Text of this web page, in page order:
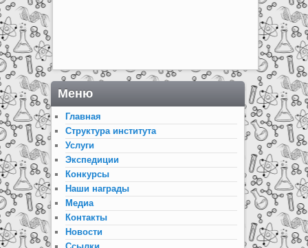
Меню
Главная
Структура института
Услуги
Экспедиции
Конкурсы
Наши награды
Медиа
Контакты
Новости